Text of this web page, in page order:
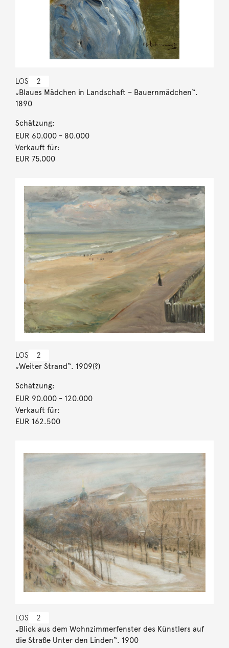
LOS 2
„Blaues Mädchen in Landschaft – Bauernmädchen“.
1890
Schätzung:
EUR 60.000- 80.000
Verkauft für:
EUR 75.000
LOS 2
„Weiter Strand“. 1909(?)
Schätzung:
EUR 90.000- 120.000
Verkauft für:
EUR 162.500
LOS 2
„Blick aus dem Wohnzimmerfenster des Künstlers auf
die Straße Unter den Linden“. 1900